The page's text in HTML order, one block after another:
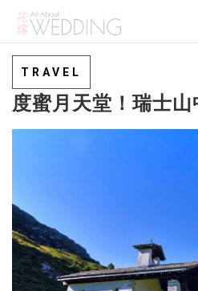
TRAVEL
度蜜月天堂！瑞士山